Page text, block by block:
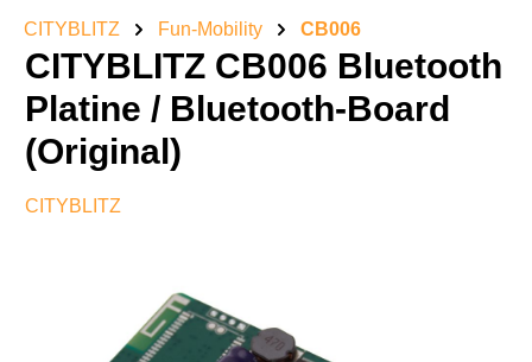
CITYBLITZ Fun-Mobility CB006
CITYBLITZ CB006 Bluetooth
Platine / Bluetooth-Board
(Original)
CITYBLITZ